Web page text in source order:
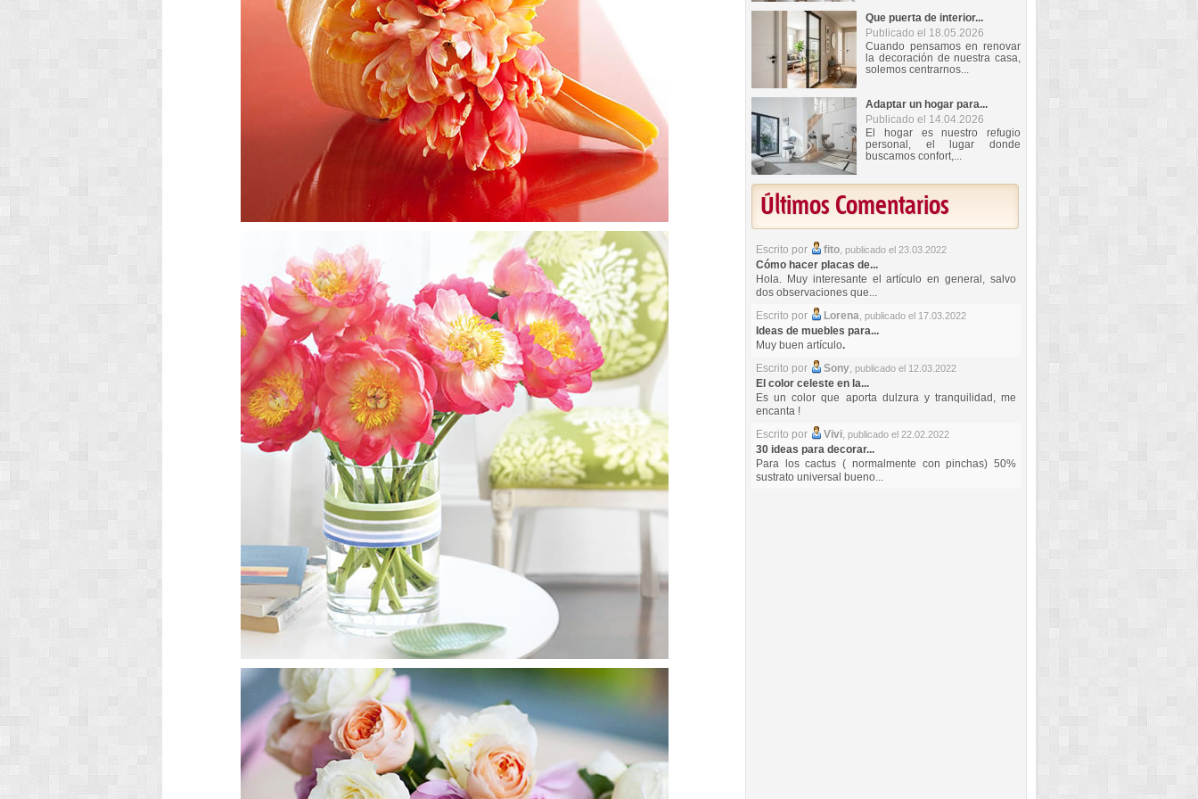
Que puerta de interior...
Publicado el 18.05.2026
Cuando pensamos en renovar
la decoración de nuestra casa,
solemos centrarnos...
Adaptar un hogar para...
Publicado el 14.04.2026
El hogar es nuestro refugio
personal, el lugar donde
buscamos confort,...
Últimos Comentarios
Escrito por fito, publicado el 23.03.2022
Cómo hacer placas de...
Hola. Muy interesante el artículo en general, salvo
dos observaciones que...
Escrito por
Lorena, publicado el 17.03.2022
Ideas de muebles para...
Muy buen artículo.
Escrito por
Sony, publicado el 12.03.2022
El color celeste en la...
Es un color que aporta dulzura y tranquilidad, me
encanta !
Escrito por
Vivi, publicado el 22.02.2022
30 ideas para decorar...
Para los cactus ( normalmente con pinchas) 50%
sustrato universal bueno...